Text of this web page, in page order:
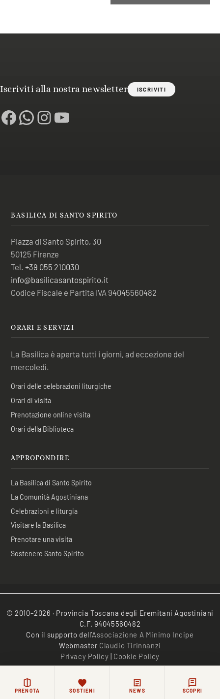
Iscriviti alla nostra newsletter ISCRIVITI
Facebook
WhatsApp
Instagram
YouTube
BASILICA DI SANTO SPIRITO
Piazza di Santo Spirito, 30
50125 Firenze
Tel.+39 055 210030
info@basilicasantospirito.it
Codice Fiscale e Partita IVA 94045560482
ORARI E SERVIZI
La Basilica è aperta tutti i giorni, ad eccezione del
mercoledì.
Orari delle celebrazioni liturgiche
Orari di visita
Prenotazione online visita
Orari della Biblioteca
APPROFONDIRE
La Basilica di Santo Spirito
La Comunità Agostiniana
Celebrazioni e liturgia
Visitare la Basilica
Prenotare una visita
Sostenere Santo Spirito
© 2010–2026 · Provincia Toscana degli Eremitani Agostiniani
C.F. 94045560482
Con il supporto dell’Associazione A Minimo Incipe
Webmaster Claudio Tirinnanzi
Privacy Policy | Cookie Policy
PRENOTA SOSTIENI NEWS SCOPRI